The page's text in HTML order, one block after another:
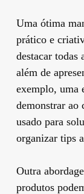
Uma ótima
prático e
destacar todas
além de
exemplo, uma
demonstrar ao
usado para
organizar tips
Outra
produtos